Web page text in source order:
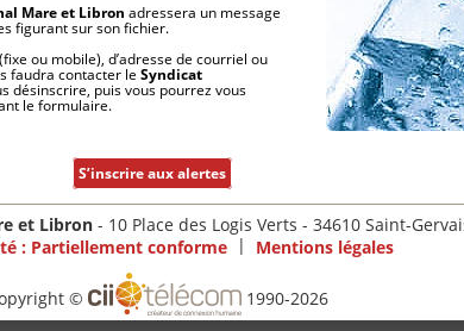
Mare et Libron adressera un message
figurant sur son fichier.
ou mobile), d’adresse de courriel ou
faudra contacter le Syndicat
désinscrire, puis vous pourrez vous
le formulaire.
S’inscrire aux alertes
et Libron - 10 Place des Logis Verts - 34610 Saint-
: Partiellement conforme | Mentions légales
© 1990-2026